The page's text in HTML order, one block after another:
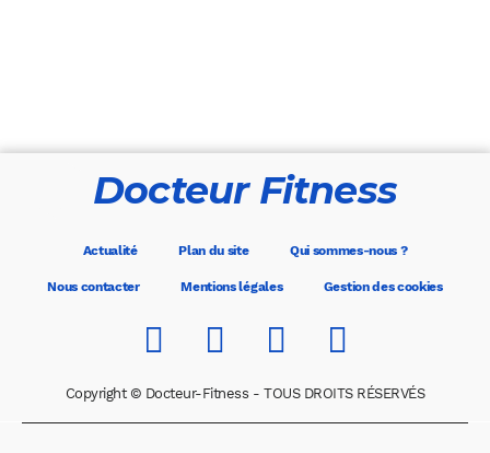
Docteur Fitness
Actualité Plan du site Qui sommes-nous ?
Nous contacter Mentions légales Gestion des cookies
Copyright © Docteur-Fitness - TOUS DROITS RÉSERVÉS